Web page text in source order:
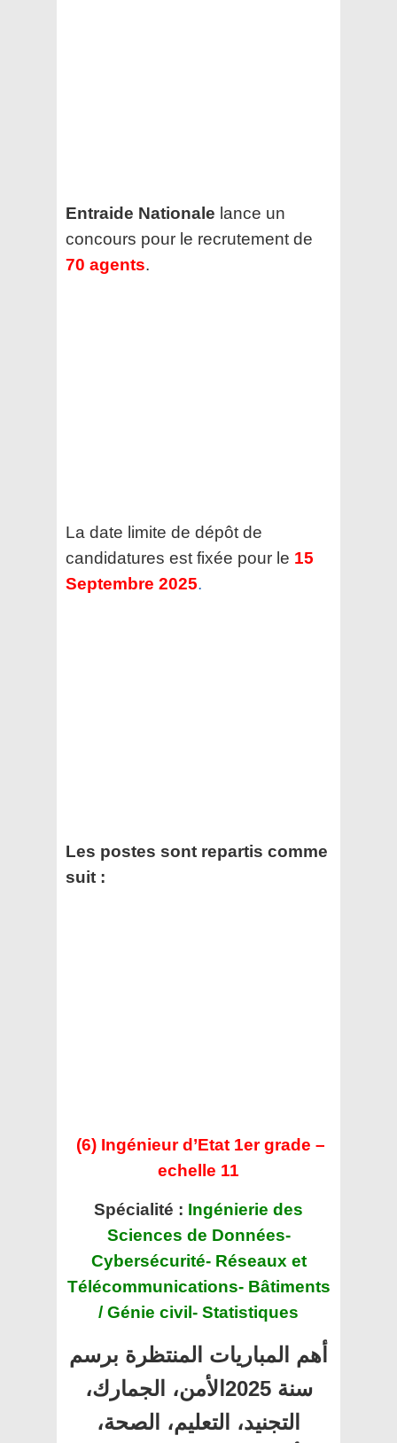
Entraide Nationale lance un
concours pour le recrutement de
70 agents.
La date limite de dépôt de
candidatures est fixée pour le 15
Septembre 2025.
Les postes sont repartis comme
suit :
(6) Ingénieur d’Etat 1er grade –
echelle 11
Spécialité : Ingénierie des
Sciences de Données-
Cybersécurité- Réseaux et
Télécommunications- Bâtiments
/ Génie civil- Statistiques
أهم المباريات المنتظرة برسم
سنة 2025الأمن، الجمارك،
التجنيد، التعليم، الصحة،